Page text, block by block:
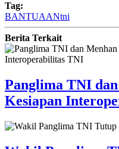
Tag:
BANTUAANtni
Berita Terkait
Panglima TNI
Kesiapan